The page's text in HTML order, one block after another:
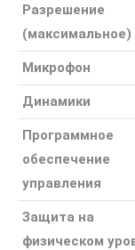
Разрешение
(максимальное)
Микрофон
Динамики
Программное
обеспечение
управления
Защита на
физическом